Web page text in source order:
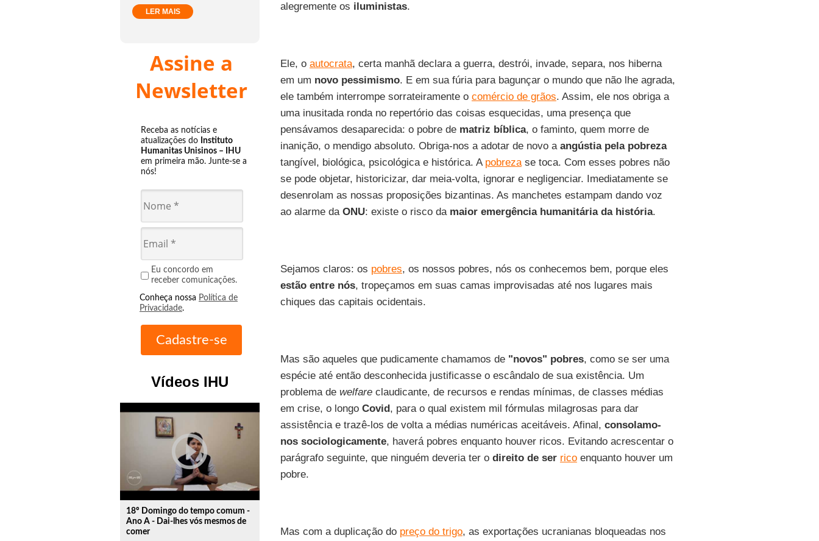
LER MAIS
Assine a
Newsletter
Receba as notícias e
atualizações do Instituto
Humanitas Unisinos – IHU
em primeira mão. Junte-se a
nós!
Eu concordo em
receber comunicações.
Conheça nossa Política de
Privacidade.
Vídeos IHU
play_circle_outline
18º Domingo do tempo comum -
Ano A - Dai-lhes vós mesmos de
comer
alegremente os iluministas.
Ele, o autocrata, certa manhã declara a guerra, destrói, invade, separa, nos hiberna
em um novo pessimismo. E em sua fúria para bagunçar o mundo que não lhe agrada,
ele também interrompe sorrateiramente o comércio de grãos. Assim, ele nos obriga a
uma inusitada ronda no repertório das coisas esquecidas, uma presença que
pensávamos desaparecida: o pobre de matriz bíblica, o faminto, quem morre de
inanição, o mendigo absoluto. Obriga-nos a adotar de novo a angústia pela pobreza
tangível, biológica, psicológica e histórica. A pobrezase toca. Com esses pobres não
se pode objetar, historicizar, dar meia-volta, ignorar e negligenciar. Imediatamente se
desenrolam as nossas proposições bizantinas. As manchetes estampam dando voz
ao alarme da ONU: existe o risco da maior emergência humanitária da história.
Sejamos claros: os pobres, os nossos pobres, nós os conhecemos bem, porque eles
estão entre nós, tropeçamos em suas camas improvisadas até nos lugares mais
chiques das capitais ocidentais.
Mas são aqueles que pudicamente chamamos de "novos" pobres, como se ser uma
espécie até então desconhecida justificasse o escândalo de sua existência. Um
problema de welfareclaudicante, de recursos e rendas mínimas, de classes médias
em crise, o longo Covid, para o qual existem mil fórmulas milagrosas para dar
assistência e trazê-los de volta a médias numéricas aceitáveis. Afinal, consolamo-
nos sociologicamente, haverá pobres enquanto houver ricos. Evitando acrescentar o
parágrafo seguinte, que ninguém deveria ter o direito de ser ricoenquanto houver um
pobre.
Mas com a duplicação do preço do trigo, as exportações ucranianas bloqueadas nos